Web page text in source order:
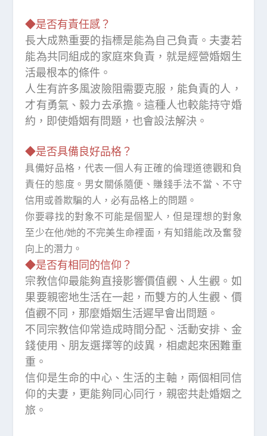
◆是否有責任感？
長大成熟重要的指標是能為自己負責。夫妻若
能為共同組成的家庭來負責，就是經營婚姻生
活最根本的條件。
人生有許多風波險阻需要克服，能負責的人，
才有勇氣、毅力去承擔。這種人也較能持守婚
約，即使婚姻有問題，也會設法解決。
◆是否具備良好品格？
具備好品格，代表一個人有正確的倫理道德觀和負
責任的態度。男女關係隨便、賺錢手法不當、不守
信用或善欺騙的人，必有品格上的問題。
你要尋找的對象不可能是個聖人，但是理想的對象
至少在他/她的不完美生命裡面，有知錯能改及奮發
向上的潛力。
◆是否有相同的信仰？
宗教信仰最能夠直接影響價值觀、人生觀。如
果要親密地生活在一起，而雙方的人生觀、價
值觀不同，那麼婚姻生活遲早會出問題。
不同宗教信仰常造成時間分配、活動安排、金
錢使用、朋友選擇等的歧異，相處起來困難重
重。
信仰是生命的中心、生活的主軸，兩個相同信
仰的夫妻，更能夠同心同行，親密共赴婚姻之
旅。